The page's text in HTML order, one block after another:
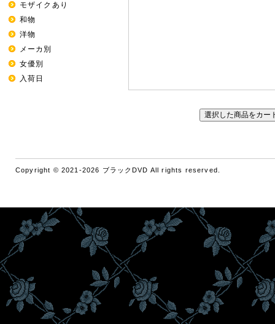
モザイクあり
和物
洋物
メーカ別
女優別
入荷日
Copyright © 2021-2026 ブラックDVD All rights reserved.